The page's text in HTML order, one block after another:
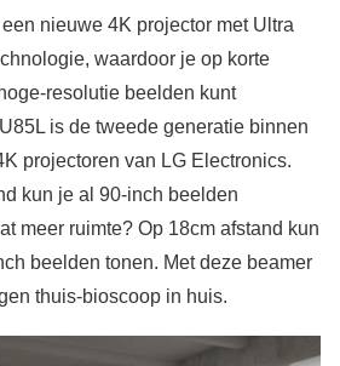
nieuwe 4K projector met Ultra
waardoor je op korte
resolutie beelden kunt
is de tweede generatie binnen
projectoren van LG Electronics.
kun je al 90-inch beelden
meer ruimte? Op 18cm afstand kun
beelden tonen. Met deze beamer
thuis-bioscoop in huis.